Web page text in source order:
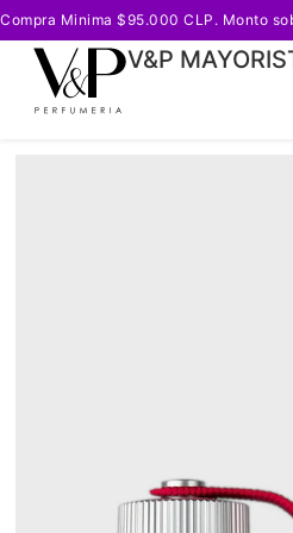
Compra Minima $95.000 CLP. Monto
V&P